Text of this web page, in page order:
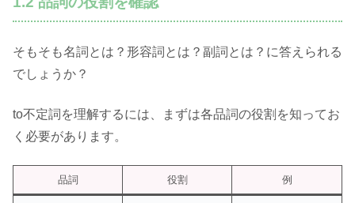
そもそも名詞とは？形容詞とは？副詞とは？に答えられる
でしょうか？
to不定詞を理解するには、まずは各品詞の役割を知ってお
く必要があります。
品詞 役割 例